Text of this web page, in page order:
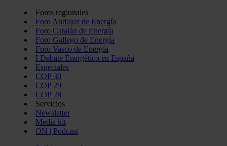
Foros regionales
Foro Andaluz de Energía
Foro Catalán de Energía
Foro Gallego de Energía
Foro Vasco de Energía
I Debate Energético en España
Especiales
COP 30
COP 29
COP 28
Servicios
Newsletter
Media kit
ON | Podcast